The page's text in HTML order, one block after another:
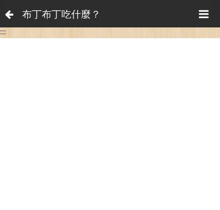
布丁布丁吃什麼？
:::